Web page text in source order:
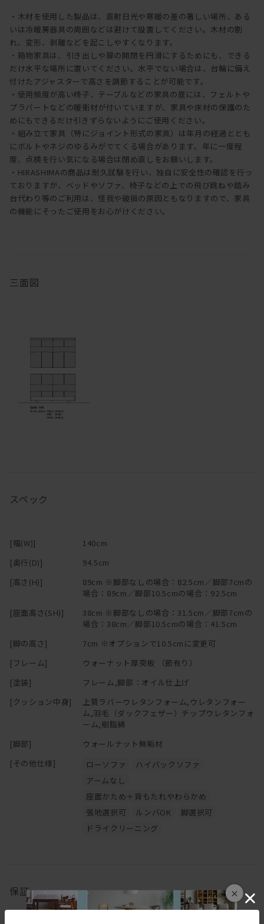
×
・木材を使用した製品は、直射日光や寒暖の差の著しい場所、ある
いは冷暖房器具の周囲などは避けて設置してください。木材の割
れ、変形、剥離などを起こしやすくなります。
・箱物家具は、引き出しや扉の開閉を円滑にするためにも、できる
だけ水平な場所に置いてください。水平でない場合は、台輪に備え
付けたアジャスターで高さを調節することが可能です。
・使用頻度が高い椅子、テーブルなどの家具の底には、フェルトや
プラパートなどの暖衝材が付いていますが、家具や床材の保護のた
めにもできるだけ引きずらないようにご使用ください。
・組み立て家具（特にジョイント形式の家具）は年月の経過ととも
にボルトやネジのゆるみがでてくる場合があります。年に一度程
度、点検を行い気になる場合は閉め直しをお願いします。
・HIRASHIMAの商品は耐久試験を行い、独自に安全性の確認を行っ
ておりますが、ベッドやソファ、椅子などの上での飛び跳ねや踏み
台代わり等のご利用は、怪我や破損の原因ともなりますので、家具
の機能にそったご使用をお心がけください。
三面図
スペック
[幅(W)]
140cm
[奥行(D)]
94.5cm
[高さ(H)]
89cm ※脚部なしの場合：82.5cm／脚部7cmの
場合：89cm／脚部10.5cmの場合：92.5cm
[座面高さ(SH)]
38cm ※脚部なしの場合：31.5cm／脚部7cmの
場合：38cm／脚部10.5cmの場合：41.5cm
[脚の高さ]
7cm ※オプションで10.5cmに変更可
[フレーム]
ウォーナット厚突板 （節有り）
[塗装]
フレーム,脚部：オイル仕上げ
[クッション中身]
上質ラバーウレタンフォーム,ウレタンフォー
ム,羽毛（ダックフェザー）チップウレタンフォ
ーム,樹脂綿
[脚部]
ウォールナット無垢材
[その他仕様]
ローソファ
ハイバックソファ
アームなし
座面かため＋背もたれやわらかめ
張地選択可
ルンバOK
脚選択可
ドライクリーニング
保証